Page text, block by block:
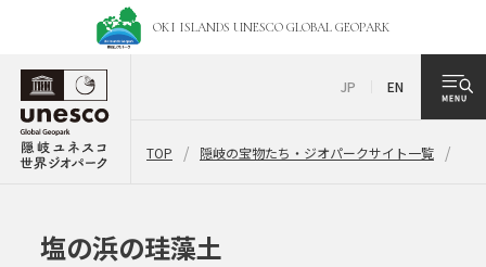
OKI ISLANDS UNESCO GLOBAL GEOPARK
JP EN
TOP 隠岐の宝物たち・ジオパークサイト一覧
塩の浜の珪藻土